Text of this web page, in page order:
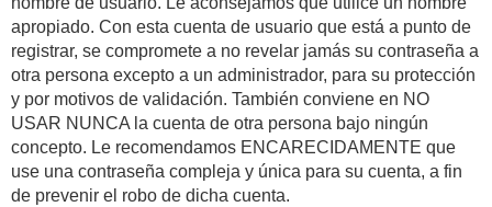
apropiado. Con esta cuenta de usuario que está a punto de
registrar, se compromete a no revelar jamás su contraseña a
otra persona excepto a un administrador, para su protección
y por motivos de validación. También conviene en NO
USAR NUNCA la cuenta de otra persona bajo ningún
concepto. Le recomendamos ENCARECIDAMENTE que
use una contraseña compleja y única para su cuenta, a fin
de prevenir el robo de dicha cuenta.